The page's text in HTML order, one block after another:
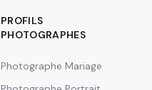
PROFILS
PHOTOGRAPHES
Photographe Mariage